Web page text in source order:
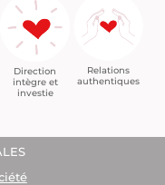
Direction
intègre et
investie
Relations
authentiques